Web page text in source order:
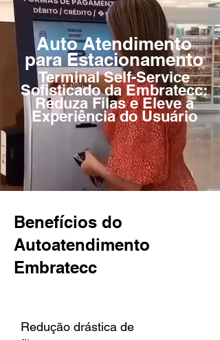
Auto Atendimento
para Estacionamento
Terminal Self-Service
Sofisticado da Embratecc:
Reduza Filas e Eleve a
Experiência do Usuário
Benefícios do
Autoatendimento
Embratecc
Redução drástica de